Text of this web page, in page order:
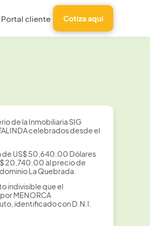
Portal cliente Cotiza aquí
de la Inmobiliaria SIG
celebrados desde el
de US$ 50,640.00 Dólares
20,740.00 al precio de
La Quebrada.
indivisible que el
MENORCA
identificado con D.N.I.